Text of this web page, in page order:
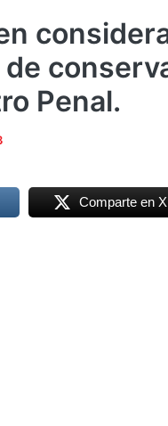
Penal.
Comparte en X